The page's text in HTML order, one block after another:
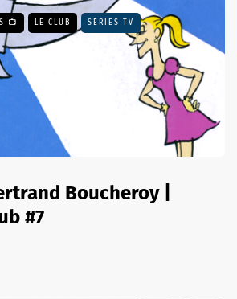
📺 LE CLUB SÉRIES TV
Boucheroy |
#7